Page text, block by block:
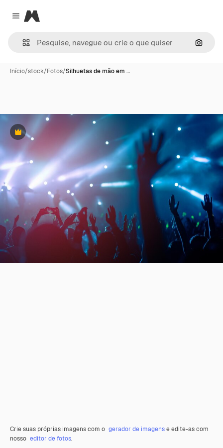
Close menu
Magnific
Início/stock/Fotos/Silhuetas de mão em …
Premium
Crie suas próprias imagens com o gerador de imagense edite-as com
nosso editor de fotos.